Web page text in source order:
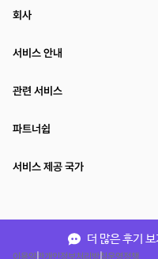
더 많은 후기 보
회사
서비스 안내
관련 서비스
파트너쉽
서비스 제공 국가
이용약관개인정보처리방침운영정책